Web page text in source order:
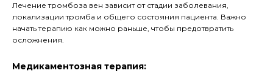
Лечение тромбоза вен зависит от стадии заболевания,
локализации тромба и общего состояния пациента. Важно
начать терапию как можно раньше, чтобы предотвратить
осложнения.
Медикаментозная терапия: